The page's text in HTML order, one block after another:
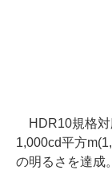
HDR10規格対
1,000cd平方
の明るさを達成